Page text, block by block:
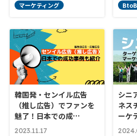
マーケティング BtoB
韓国発・センイル広告
（推し広告）でファンを
魅了！日本での成…
2023.11.17
シニ
ネス
ーケ